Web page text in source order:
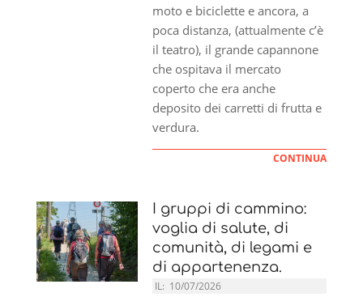
moto e biciclette e ancora, a
poca distanza, (attualmente c’è
il teatro), il grande capannone
che ospitava il mercato
coperto che era anche
deposito dei carretti di frutta e
verdura.
CONTINUA
I gruppi di cammino:
voglia di salute, di
comunità, di legami e
di appartenenza.
IL: 10/07/2026